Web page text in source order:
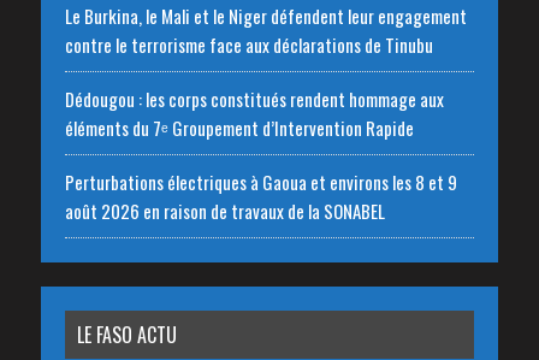
Le Burkina, le Mali et le Niger défendent leur engagement
contre le terrorisme face aux déclarations de Tinubu
Dédougou : les corps constitués rendent hommage aux
éléments du 7ᵉ Groupement d’Intervention Rapide
Perturbations électriques à Gaoua et environs les 8 et 9
août 2026 en raison de travaux de la SONABEL
LE FASO ACTU